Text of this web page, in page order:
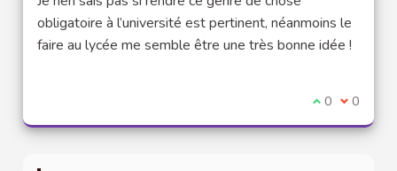
obligatoire à l’université est pertinent, néanmoins le
faire au lycée me semble être une très bonne idée !
Je suis
0 Je ne
0